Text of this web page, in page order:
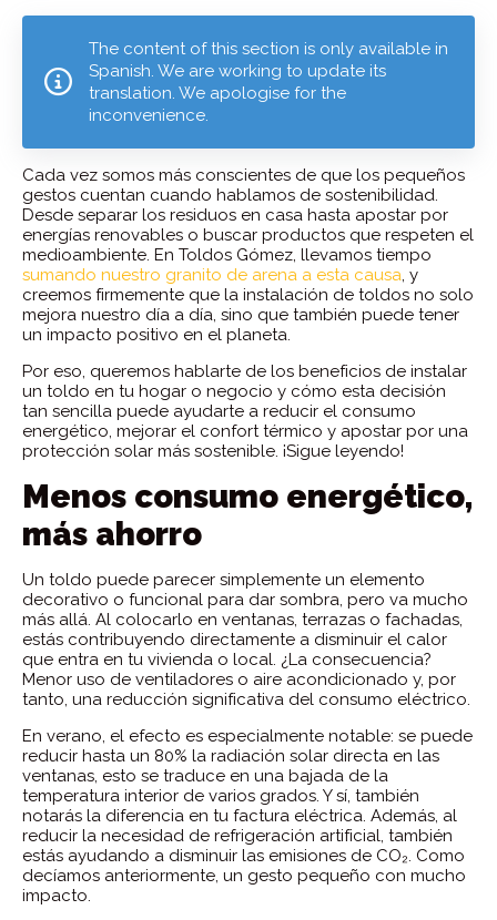
The content of this section is only available in
Spanish. We are working to update its
translation. We apologise for the
inconvenience.
Cada vez somos más conscientes de que los pequeños
gestos cuentan cuando hablamos de sostenibilidad.
Desde separar los residuos en casa hasta apostar por
energías renovables o buscar productos que respeten el
medioambiente. En Toldos Gómez, llevamos tiempo
sumando nuestro granito de arena a esta causa , y
creemos firmemente que la instalación de toldos no solo
mejora nuestro día a día, sino que también puede tener
un impacto positivo en el planeta.
Por eso, queremos hablarte de los beneficios de instalar
un toldo en tu hogar o negocio y cómo esta decisión
tan sencilla puede ayudarte a reducir el consumo
energético, mejorar el confort térmico y apostar por una
protección solar más sostenible. ¡Sigue leyendo!
Menos consumo energético,
más ahorro
Un toldo puede parecer simplemente un elemento
decorativo o funcional para dar sombra, pero va mucho
más allá. Al colocarlo en ventanas, terrazas o fachadas,
estás contribuyendo directamente a disminuir el calor
que entra en tu vivienda o local. ¿La consecuencia?
Menor uso de ventiladores o aire acondicionado y, por
tanto, una reducción significativa del consumo eléctrico.
En verano, el efecto es especialmente notable: se puede
reducir hasta un 80% la radiación solar directa en las
ventanas, esto se traduce en una bajada de la
temperatura interior de varios grados. Y sí, también
notarás la diferencia en tu factura eléctrica. Además, al
reducir la necesidad de refrigeración artificial, también
estás ayudando a disminuir las emisiones de CO₂. Como
decíamos anteriormente, un gesto pequeño con mucho
impacto.